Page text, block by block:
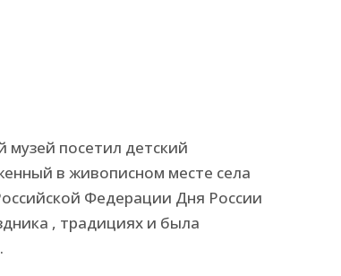
посетил детский
в живописном месте села
Федерации Дня России
, традициях и была